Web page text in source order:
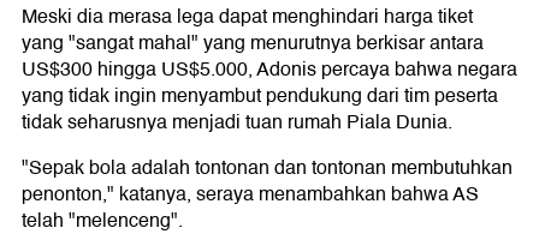
Meski dia merasa lega dapat menghindari harga tiket
yang "sangat mahal" yang menurutnya berkisar antara
US$300 hingga US$5.000, Adonis percaya bahwa negara
yang tidak ingin menyambut pendukung dari tim peserta
tidak seharusnya menjadi tuan rumah Piala Dunia.
"Sepak bola adalah tontonan dan tontonan membutuhkan
penonton," katanya, seraya menambahkan bahwa AS
telah "melenceng".